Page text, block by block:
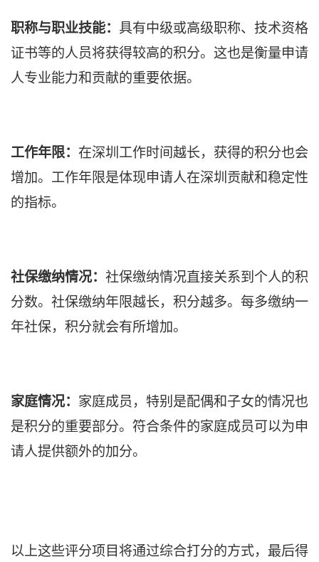
职称与职业技能： 具有中级或高级职称、技术资格
证书等的人员将获得较高的积分。这也是衡量申请
人专业能力和贡献的重要依据。
工作年限： 在深圳工作时间越长，获得的积分也会
增加。工作年限是体现申请人在深圳贡献和稳定性
的指标。
社保缴纳情况： 社保缴纳情况直接关系到个人的积
分数。社保缴纳年限越长，积分越多。每多缴纳一
年社保，积分就会有所增加。
家庭情况： 家庭成员，特别是配偶和子女的情况也
是积分的重要部分。符合条件的家庭成员可以为申
请人提供额外的加分。
以上这些评分项目将通过综合打分的方式，最后得